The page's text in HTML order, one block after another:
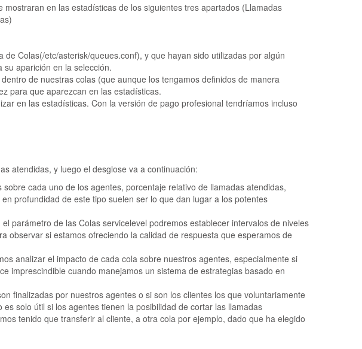
en las estadísticas de los siguientes tres apartados (Llamadas
Colas(/etc/asterisk/queues.conf), y que hayan sido utilizadas por algún
su aparición en la selección.
de nuestras colas (que aunque los tengamos definidos de manera
para que aparezcan en las estadísticas.
en las estadísticas. Con la versión de pago profesional tendríamos incluso
atendidas, y luego el desglose va a continuación:
sobre cada uno de los agentes, porcentaje relativo de llamadas atendidas,
profundidad de este tipo suelen ser lo que dan lugar a los potentes
parámetro de las Colas servicelevel podremos establecer intervalos de niveles
observar si estamos ofreciendo la calidad de respuesta que esperamos de
analizar el impacto de cada cola sobre nuestros agentes, especialmente si
imprescindible cuando manejamos un sistema de estrategias basado en
finalizadas por nuestros agentes o si son los clientes los que voluntariamente
solo útil si los agentes tienen la posibilidad de cortar las llamadas
tenido que transferir al cliente, a otra cola por ejemplo, dado que ha elegido